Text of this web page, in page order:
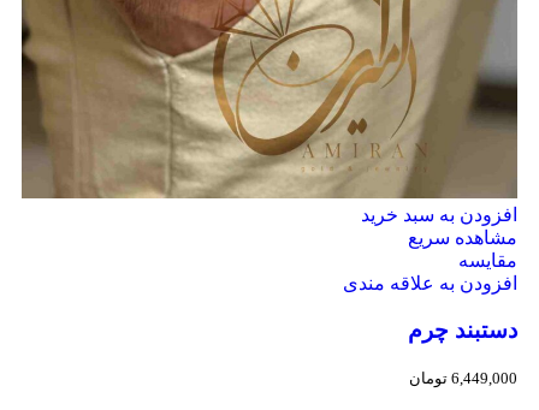
افزودن به سبد خرید
مشاهده سریع
مقایسه
افزودن به علاقه مندی
دستبند چرم
6,449,000 تومان